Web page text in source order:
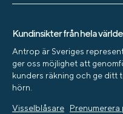
Kundinsikter från hela
Antrop är Sveriges
ger oss möjlighet att
kunders räkning och ge ditt
hörn.
Visselblåsare